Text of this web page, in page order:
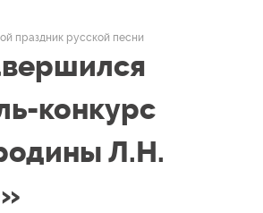
праздник русской песни
конкурс
Л.Н.